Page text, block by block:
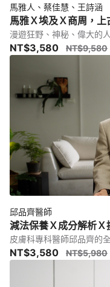
馬雅人、蔡佳慧、王詩涵
馬雅Ｘ埃及Ｘ商周，上
漫遊狂野、神秘、偉大的
NT$3,580 NT$9,580
邱品齊醫師
減法保養Ｘ成分解析Ｘ
皮膚科專科醫師邱品齊的
NT$3,580 NT$5,980